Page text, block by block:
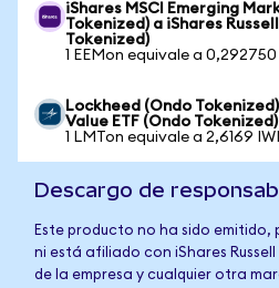
iShares MSCI Emerging
Tokenized) a iShares
Tokenized)
1 EEMon equivale a
Lockheed (Ondo
Value ETF (Ondo Tokenized)
1 LMTon equivale a 2,6169
Descargo de
Este producto no ha sido
ni está afiliado con iShares Russell
de la empresa y cualquier otra